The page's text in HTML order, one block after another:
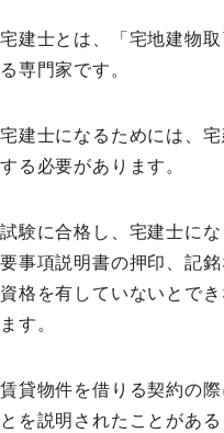
宅建士とは、「宅地建物
る専門家です。
宅建士になるためには、
する必要があります。
試験に合格し、宅建士に
要事項説明書の押印、記銘
資格を有していないとで
ます。
賃貸物件を借りる契約の
とを説明されたことがあ